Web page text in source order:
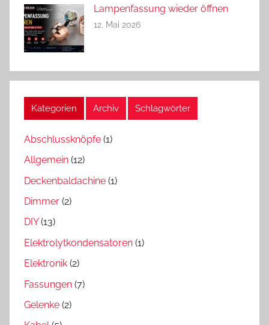
Lampenfassung wieder öffnen
12. Mai 2026
Kategorien Archiv Schlagwörter
Abschlussknöpfe (1)
Allgemein (12)
Deckenbaldachine (1)
Dimmer (2)
DIY(13)
Elektrolytkondensatoren (1)
Elektronik (2)
Fassungen (7)
Gelenke (2)